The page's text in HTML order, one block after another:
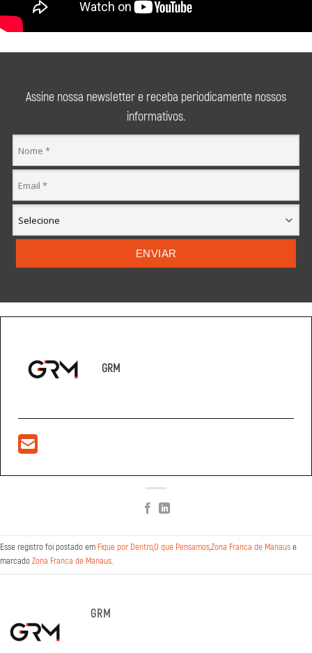
Assine nossa newsletter e receba periodicamente nossos
informativos.
ENVIAR
GRM
Esse registro foi postado em Fique por Dentro,O que Pensamos,Zona Franca de Manause
marcadoZona Franca de Manaus.
GRM